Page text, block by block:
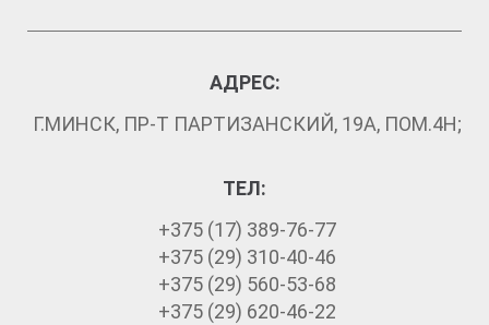
АДРЕС:
Г.МИНСК, ПР-Т ПАРТИЗАНСКИЙ, 19А, ПОМ.4Н;
ТЕЛ:
+375 (17) 389-76-77
+375 (29) 310-40-46
+375 (29) 560-53-68
+375 (29) 620-46-22